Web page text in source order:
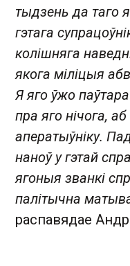
тыдзень да таго
гэтага
колішняга
якога міліцыя
Я яго ўжо
пра яго нічога,
аператыўніку.
наноў у гэтай
ягоныя званкі
палітычна
распавядае